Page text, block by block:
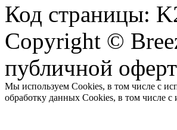
Код страницы:
Copyright ©
публичной
Мы используем Cookies, в том числе с
обработку данных Cookies, в том числе